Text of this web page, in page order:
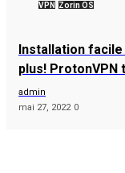
VPN
Zorin OS
Installation
plus! ProtonVPN
admin
mai 27, 2022 0